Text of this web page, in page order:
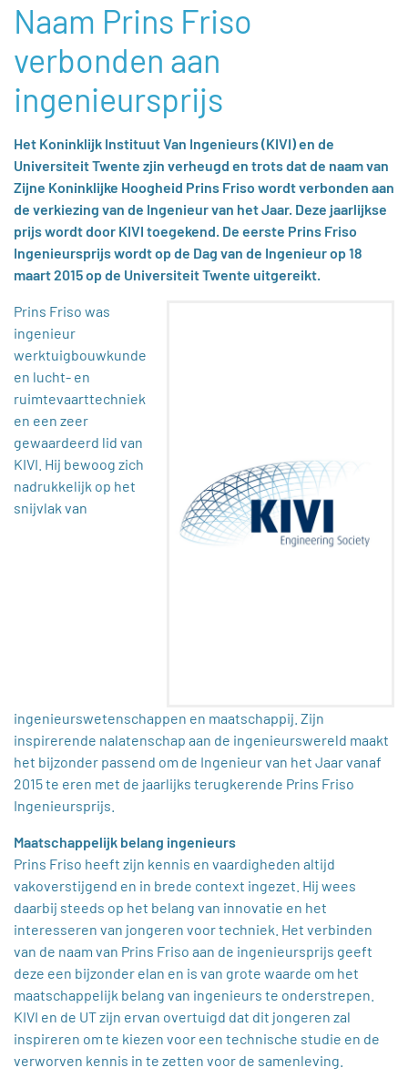
Naam Prins Friso
verbonden aan
ingenieursprijs
Het Koninklijk Instituut Van Ingenieurs (KIVI) en de
Universiteit Twente zjin verheugd en trots dat de naam van
Zijne Koninklijke Hoogheid Prins Friso wordt verbonden aan
de verkiezing van de Ingenieur van het Jaar. Deze jaarlijkse
prijs wordt door KIVI toegekend. De eerste Prins Friso
Ingenieursprijs wordt op de Dag van de Ingenieur op 18
maart 2015 op de Universiteit Twente uitgereikt.
Prins Friso was
ingenieur
werktuigbouwkunde
en lucht- en
ruimtevaarttechniek
en een zeer
gewaardeerd lid van
KIVI. Hij bewoog zich
nadrukkelijk op het
snijvlak van
ingenieurswetenschappen en maatschappij. Zijn
inspirerende nalatenschap aan de ingenieurswereld maakt
het bijzonder passend om de Ingenieur van het Jaar vanaf
2015 te eren met de jaarlijks terugkerende Prins Friso
Ingenieursprijs.
Maatschappelijk belang ingenieurs
Prins Friso heeft zijn kennis en vaardigheden altijd
vakoverstijgend en in brede context ingezet. Hij wees
daarbij steeds op het belang van innovatie en het
interesseren van jongeren voor techniek. Het verbinden
van de naam van Prins Friso aan de ingenieursprijs geeft
deze een bijzonder elan en is van grote waarde om het
maatschappelijk belang van ingenieurs te onderstrepen.
KIVI en de UT zijn ervan overtuigd dat dit jongeren zal
inspireren om te kiezen voor een technische studie en de
verworven kennis in te zetten voor de samenleving.